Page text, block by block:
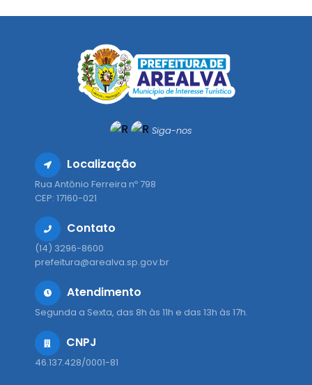
Siga-nos
Localização
Rua Antônio Ferreira nº 798
CEP: 17160-021
Contato
(14) 3296-8600
prefeitura@arealva.sp.gov.br
Atendimento
Segunda a Sexta, das 8h às 11h e das 13h às 17h.
CNPJ
46.137.428/0001-81